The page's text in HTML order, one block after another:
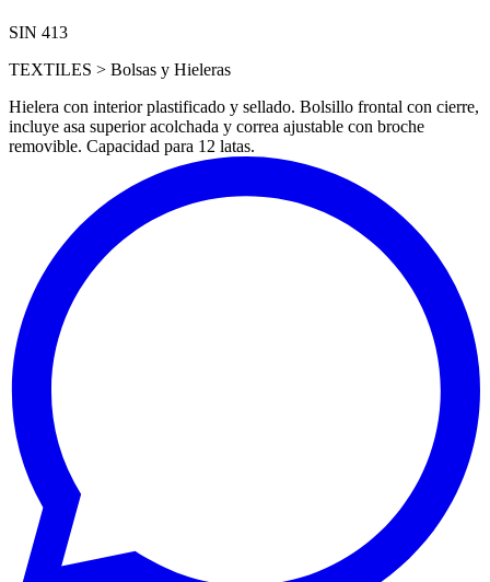
SIN 413
TEXTILES > Bolsas y Hieleras
Hielera con interior plastificado y sellado. Bolsillo frontal con cierre,
incluye asa superior acolchada y correa ajustable con broche
removible. Capacidad para 12 latas.